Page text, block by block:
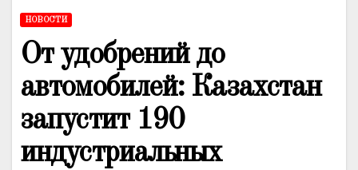
НОВОСТИ
От удобрений до
автомобилей: Казахстан
запустит 190
индустриальных